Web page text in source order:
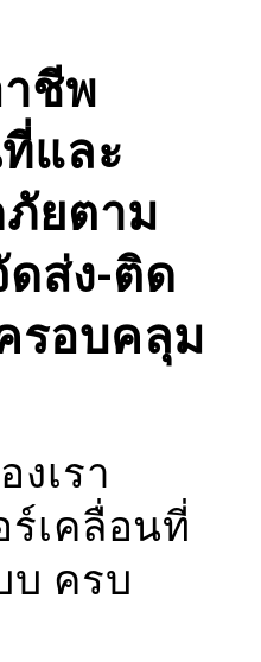
ชีพ
และ
ยตาม
ส่ง-ติด
รอบคลุม
เรา
เคลื่อนที่
ครบ